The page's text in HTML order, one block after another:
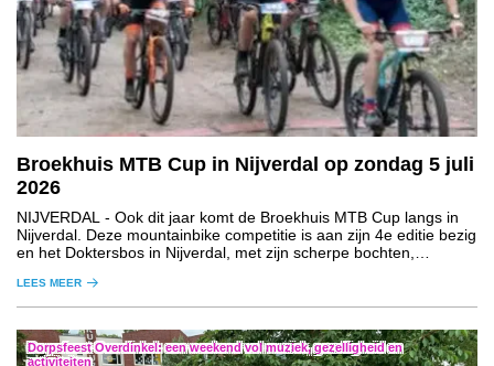
Broekhuis MTB Cup in Nijverdal op zondag 5 juli
2026
NIJVERDAL - Ook dit jaar komt de Broekhuis MTB Cup langs in
Nijverdal. Deze mountainbike competitie is aan zijn 4e editie bezig
en het Doktersbos in Nijverdal, met zijn scherpe bochten,
ontbreken.
LEES MEER
Dorpsfeest Overdinkel: een weekend vol muziek, gezelligheid en
activiteiten